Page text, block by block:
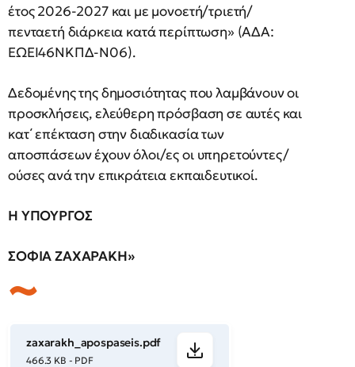
έτος 2026-2027 και με μονοετή/τριετή/
πενταετή διάρκεια κατά περίπτωση» (ΑΔΑ:
ΕΩΕΙ46ΝΚΠΔ-Ν06).
Δεδομένης της δημοσιότητας που λαμβάνουν οι
προσκλήσεις, ελεύθερη πρόσβαση σε αυτές και
κατ΄ επέκταση στην διαδικασία των
αποσπάσεων έχουν όλοι/ες οι υπηρετούντες/
ούσες ανά την επικράτεια εκπαιδευτικοί.
Η ΥΠΟΥΡΓΟΣ
ΣΟΦΙΑ ΖΑΧΑΡΑΚΗ»
zaxarakh_apospaseis.pdf
466.3 KB - PDF